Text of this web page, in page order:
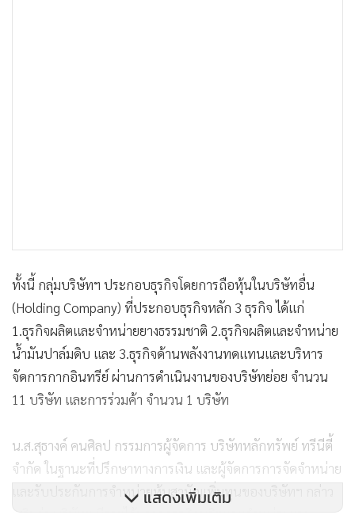
ทั้งนี้ กลุ่มบริษัทฯ ประกอบธุรกิจโดยการถือหุ้นในบริษัทอื่น
(Holding Company) ที่ประกอบธุรกิจหลัก 3 ธุรกิจ ได้แก่
1.ธุรกิจผลิตและจำหน่ายยางธรรมชาติ 2.ธุรกิจผลิตและจำหน่าย
น้ำมันปาล์มดิบ และ 3.ธุรกิจด้านพลังงานทดแทนและบริหาร
จัดการกากอินทรีย์ ผ่านการดำเนินงานของบริษัทย่อย จำนวน
11 บริษัท และการร่วมค้า จำนวน 1 บริษัท
น.ส.สุธางค์ คนศิลป กรรมการผู้จัดการ บริษัทหลักทรัพย์ ทรีนีตี้
จำกัด ในฐานะที่ปรึกษาทางการเงิน และผู้จัดการการจัดจำหน่าย
และรับประกันการจำหน่ายหุ้นสามัญเพิ่มทุนของบริษัทฯ กล่าว
เสริมว่า บริษัทฯ มีรายได้มาจากธุรกิจผลิตและจำหน่ายยาง
แสดงเพิ่มเติม